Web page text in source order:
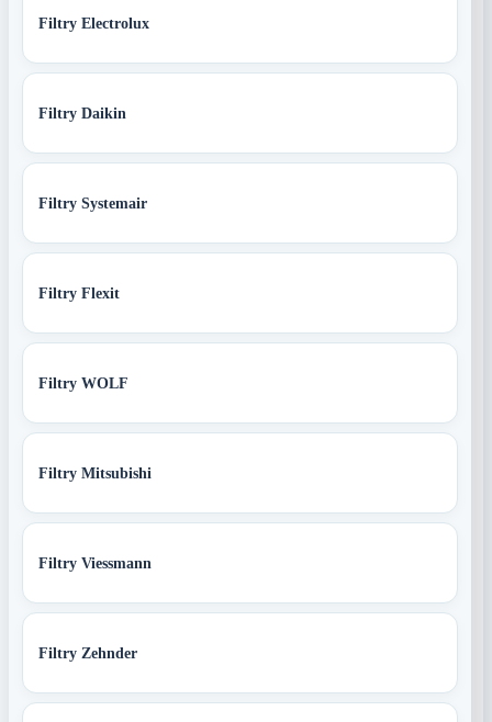
Filtry Electrolux
Filtry Daikin
Filtry Systemair
Filtry Flexit
Filtry WOLF
Filtry Mitsubishi
Filtry Viessmann
Filtry Zehnder